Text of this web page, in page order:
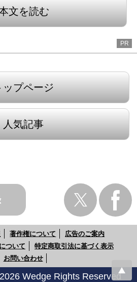
文を読む
PR
ップページ
人気記事
著作権について
広告のご案内
ついて
特定商取引法に基づく表示
お問い合わせ
Wedge Rights Reserved